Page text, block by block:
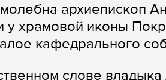
архиепископ
у храмовой иконы
кафедрального
слове